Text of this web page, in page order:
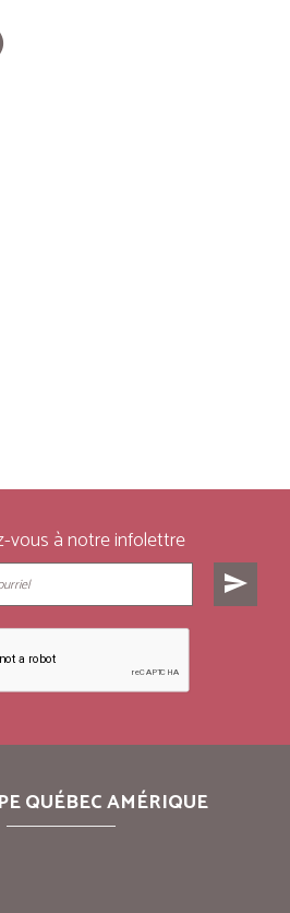
vous à notre infolettre
send
QUÉBEC AMÉRIQUE